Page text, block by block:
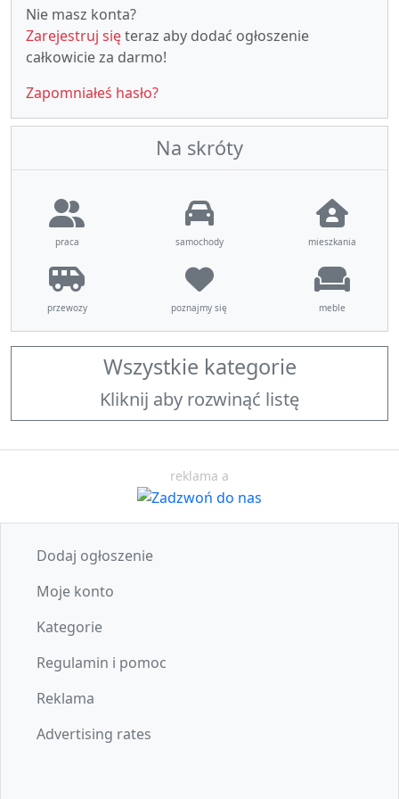
Nie masz konta?
Zarejestruj sięteraz aby dodać ogłoszenie
całkowicie za darmo!
Zapomniałeś hasło?
Na skróty
praca samochody mieszkania
przewozy poznajmy się meble
Wszystkie kategorie
Kliknij aby rozwinąć listę
reklama a
Dodaj ogłoszenie
Moje konto
Kategorie
Regulamin i pomoc
Reklama
Advertising rates